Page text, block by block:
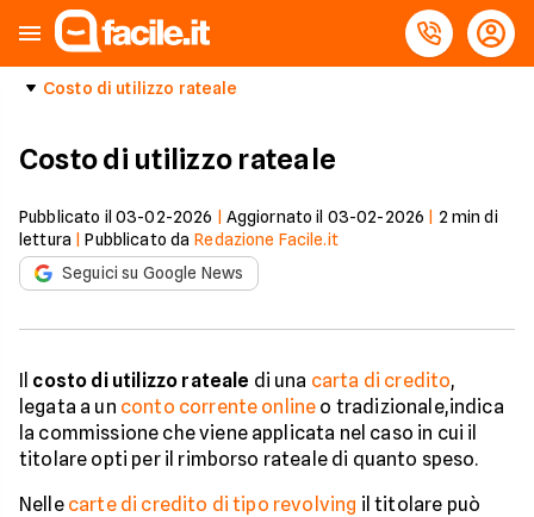
Costo di utilizzo rateale
Costo di utilizzo rateale
Pubblicato il 03-02-2026 Aggiornato il 03-02-2026 2 min di
lettura |Pubblicato da Redazione Facile.it
Seguici su Google News
Il costo di utilizzo rateale di una carta di credito,
legata a un conto corrente online o tradizionale,indica
la commissione che viene applicata nel caso in cui il
titolare opti per il rimborso rateale di quanto speso.
Nelle carte di credito di tipo revolving il titolare può